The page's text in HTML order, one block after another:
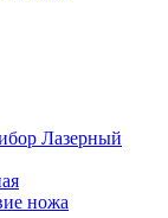
Лазерный
ножа